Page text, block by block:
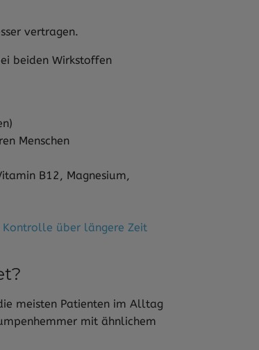
vertragen.
beiden Wirkstoffen
Menschen
B12, Magnesium,
über längere Zeit
meisten Patienten im Alltag
mit ähnlichem